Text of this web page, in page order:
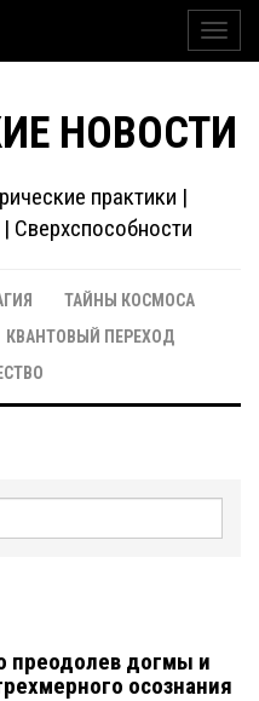
НОВОСТИ
практики |
Сверхспособности
ТАЙНЫ КОСМОСА
КВАНТОВЫЙ ПЕРЕХОД
преодолев догмы и
осознания